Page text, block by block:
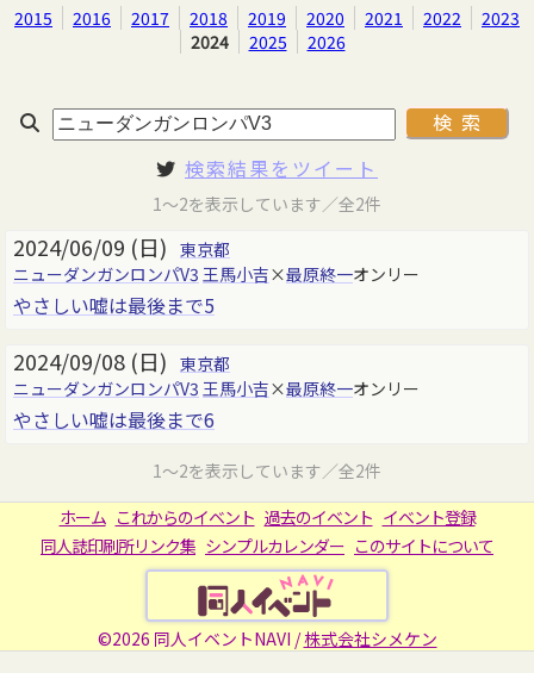
2015 2016 2017 2018 2019 2020 2021 2022
2023
2024
2025 2026
検索結果をツイート
1～2を表示しています／全2件
2024/06/09 (日) 東京都
ニューダンガンロンパV3 王馬小吉×最原終一オンリー
やさしい嘘は最後まで5
2024/09/08 (日) 東京都
ニューダンガンロンパV3 王馬小吉×最原終一オンリー
やさしい嘘は最後まで6
1～2を表示しています／全2件
ホーム これからのイベント 過去のイベント イベント登録
同人誌印刷所リンク集 シンプルカレンダー このサイトについて
©2026 同人イベントNAVI /株式会社シメケン